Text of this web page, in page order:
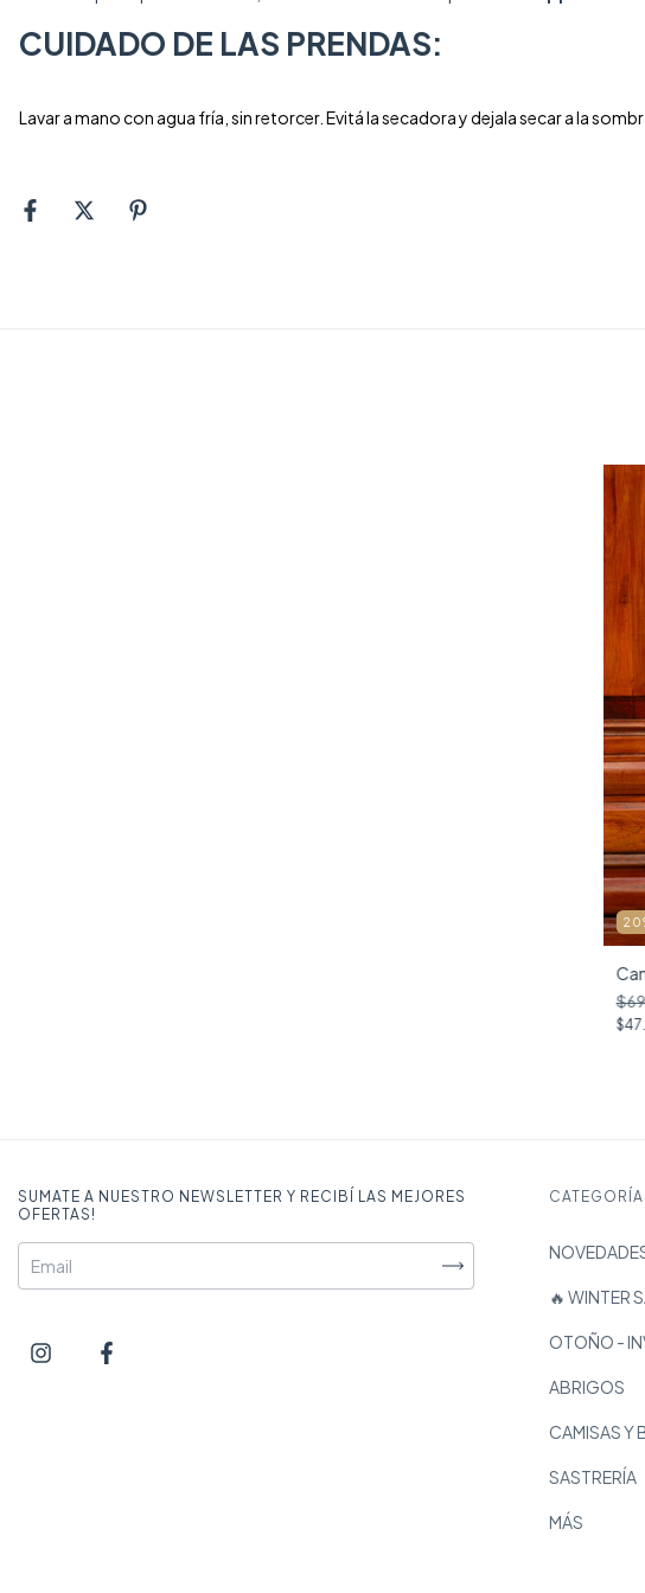
CUIDADO DE LAS PRENDAS:
Lavar a mano con agua fría, sin retorcer. Evitá la secadora y dejala secar a la
20
SUMATE A NUESTRO NEWSLETTER Y RECIBÍ LAS MEJORES
OFERTAS!
🔥 WINTER
OTOÑO -
ABRIGOS
CAMISAS Y
SASTRERÍA
MÁS